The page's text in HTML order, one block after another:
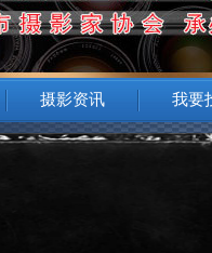
摄影资讯 我要